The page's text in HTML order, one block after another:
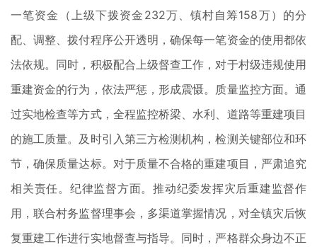
一笔资金（上级下拨资金232万、镇村自筹158万）的分
配、调整、拨付程序公开透明，确保每一笔资金的使用都依
法依规。同时，积极配合上级督查工作，对于村级违规使用
重建资金的行为，依法严惩，形成震慑。质量监控方面。通
过实地检查等方式，全程监控桥梁、水利、道路等重建项目
的施工质量。及时引入第三方检测机构，检测关键部位和环
节，确保质量达标。对于质量不合格的重建项目，严肃追究
相关责任。纪律监督方面。推动纪委发挥灾后重建监督作
用，联合村务监督理事会，多渠道掌握情况，对全镇灾后恢
复重建工作进行实地督查与指导。同时，严格群众身边不正